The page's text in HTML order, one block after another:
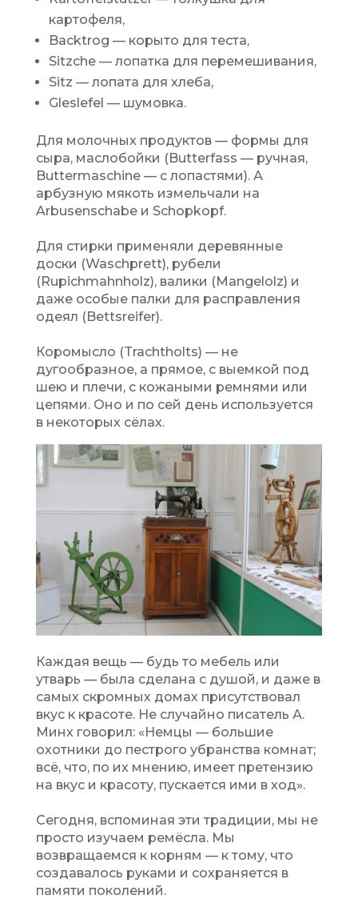
картофеля,
Backtrog — корыто для теста,
Sitzche — лопатка для перемешивания,
Sitz — лопата для хлеба,
Gleslefel — шумовка.
Для молочных продуктов — формы для
сыра, маслобойки (Butterfass — ручная,
Buttermaschine — с лопастями). А
арбузную мякоть измельчали на
Arbusenschabe и Schopkopf.
Для стирки применяли деревянные
доски (Waschprett), рубели
(Rupichmahnholz), валики (Mangelolz) и
даже особые палки для расправления
одеял (Bettsreifer).
Коромысло (Trachtholts) — не
дугообразное, а прямое, с выемкой под
шею и плечи, с кожаными ремнями или
цепями. Оно и по сей день используется
в некоторых сёлах.
Каждая вещь — будь то мебель или
утварь — была сделана с душой, и даже в
самых скромных домах присутствовал
вкус к красоте. Не случайно писатель А.
Минх говорил: «Немцы — большие
охотники до пестрого убранства комнат;
всё, что, по их мнению, имеет претензию
на вкус и красоту, пускается ими в ход».
Сегодня, вспоминая эти традиции, мы не
просто изучаем ремёсла. Мы
возвращаемся к корням — к тому, что
создавалось руками и сохраняется в
памяти поколений.